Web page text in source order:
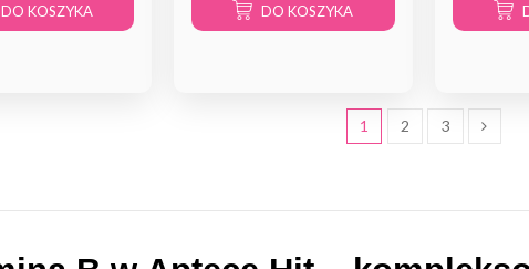
DO KOSZYKA DO KOSZYKA
1 2 3